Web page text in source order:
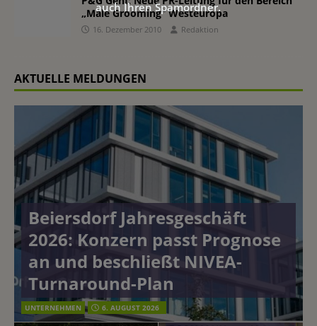
„Male Grooming“ Westeuropa
16. Dezember 2010 Redaktion
AKTUELLE MELDUNGEN
Beiersdorf Jahresgeschäft
2026: Konzern passt Prognose
an und beschließt NIVEA-
Turnaround-Plan
UNTERNEHMEN 6. AUGUST 2026
auch Ihren Spamordner.